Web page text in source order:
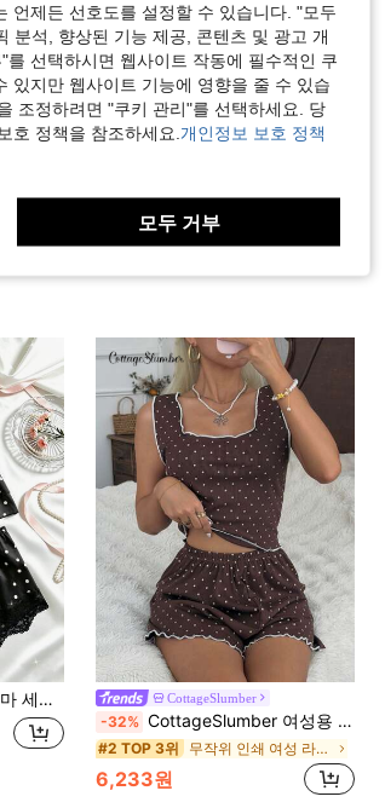
(0)
귀여운 여성 라운지웨어 CottageSlumber
-32% CottageSlumber 여성용 캐주얼 니트 폴카 도트 프린트 프릴 트림 파자마 세트
#2 TOP 3위 무작위 인쇄 여성 라운지웨어
6,233원
언제든 선호도를 설정할 수 있습니다. "모두
분석, 향상된 기능 제공, 콘텐츠 및 광고 개
선택하시면 웹사이트 작동에 필수적인 쿠
있지만 웹사이트 기능에 영향을 줄 수 있습
조정하려면 "쿠키 관리"를 선택하세요. 당
호 정책을 참조하세요. 개인정보 보호 정책
모두 거부